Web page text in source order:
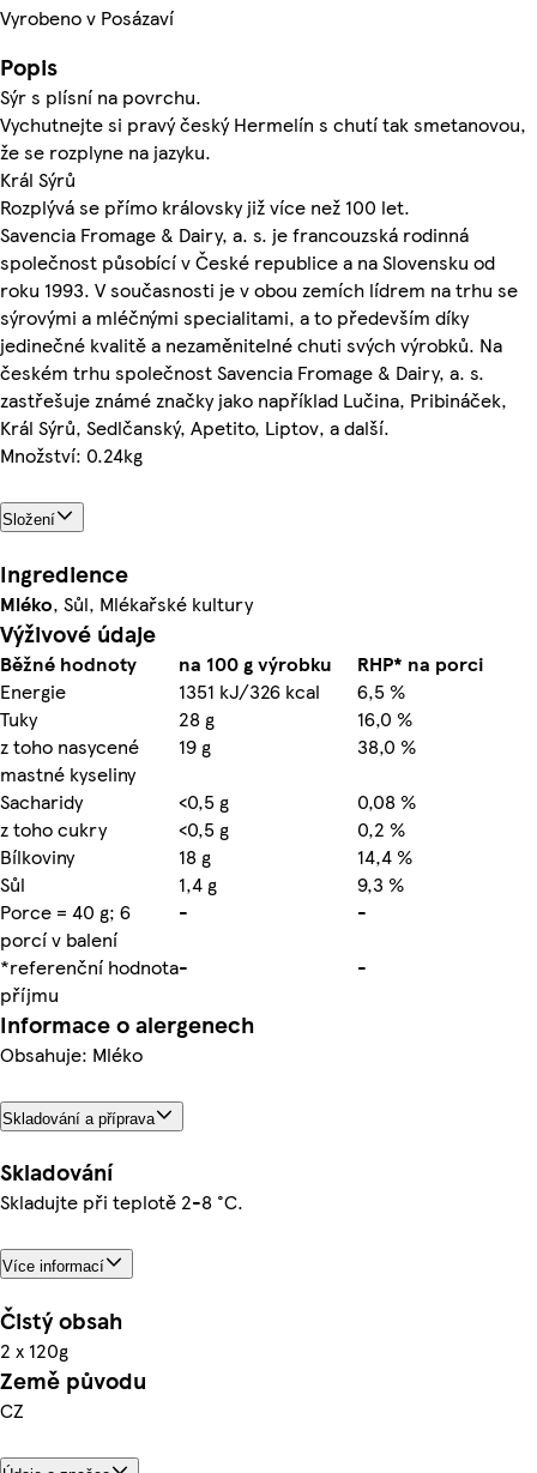
Vyrobeno v Posázaví
Popis
Sýr s plísní na povrchu.
Vychutnejte si pravý český Hermelín s chutí tak smetanovou,
že se rozplyne na jazyku.
Král Sýrů
Rozplývá se přímo královsky již více než 100 let.
Savencia Fromage & Dairy, a. s. je francouzská rodinná
společnost působící v České republice a na Slovensku od
roku 1993. V současnosti je v obou zemích lídrem na trhu se
sýrovými a mléčnými specialitami, a to především díky
jedinečné kvalitě a nezaměnitelné chuti svých výrobků. Na
českém trhu společnost Savencia Fromage & Dairy, a. s.
zastřešuje známé značky jako například Lučina, Pribináček,
Král Sýrů, Sedlčanský, Apetito, Liptov, a další.
Množství: 0.24kg
Složení
Ingredience
Mléko, Sůl, Mlékařské kultury
Výživové údaje
Běžné hodnoty na 100 g výrobku
RHP* na porci
Energie
1351 kJ/326 kcal
6,5 %
Tuky
28 g
16,0 %
z toho nasycené
mastné kyseliny
19 g
38,0 %
Sacharidy
<0,5 g
0,08 %
z toho cukry
<0,5 g
0,2 %
Bílkoviny
18 g
14,4 %
Sůl
1,4 g
9,3 %
Porce = 40 g; 6
porcí v balení
-
-
*referenční hodnota
příjmu
- -
Informace o alergenech
Obsahuje: Mléko
Skladování a příprava
Skladování
Skladujte při teplotě 2-8 °C.
Více informací
Čistý obsah
2 x 120g
Země původu
CZ